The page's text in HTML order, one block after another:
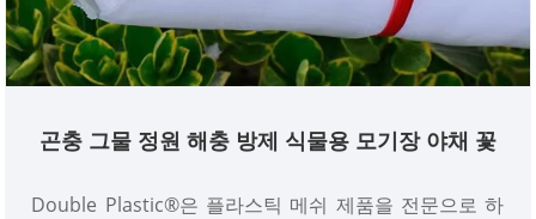
곤충 그물 정원 해충 방제 식물용 모기장 야채 꽃
Double Plastic®은 플라스틱 메쉬 제품을 전문으로 하